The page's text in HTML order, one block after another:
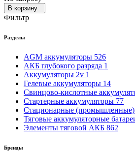
В корзину
Фильтр
Разделы
AGM аккумуляторы 526
АКБ глубокого разряда 1
Аккумуляторы 2v 1
Гелевые аккумуляторы 14
Свинцово-кислотные
Стартерные аккумуляторы 77
Стационарные (промышленные)
Тяговые аккумуляторные
Элементы тяговой АКБ 862
Бренды